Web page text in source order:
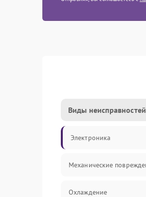
Виды неисправностей
Электроника
Механические
Охлаждение